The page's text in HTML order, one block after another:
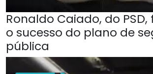
Ronaldo Caiado, do
o sucesso do plano de
pública